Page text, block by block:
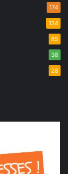
174
134
85
38
28